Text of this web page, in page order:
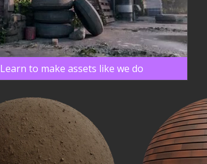
Learn to make assets like we do